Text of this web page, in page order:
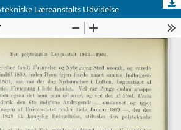
Læreanstalts Udvidelse